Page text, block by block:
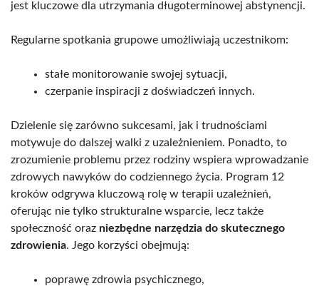
jest kluczowe dla utrzymania długoterminowej abstynencji.
Regularne spotkania grupowe umożliwiają uczestnikom:
stałe monitorowanie swojej sytuacji,
czerpanie inspiracji z doświadczeń innych.
Dzielenie się zarówno sukcesami, jak i trudnościami
motywuje do dalszej walki z uzależnieniem. Ponadto, to
zrozumienie problemu przez rodziny wspiera wprowadzanie
zdrowych nawyków do codziennego życia. Program 12
kroków odgrywa kluczową rolę w terapii uzależnień,
oferując nie tylko strukturalne wsparcie, lecz także
społeczność oraz niezbędne narzędzia do skutecznego
zdrowienia. Jego korzyści obejmują:
poprawę zdrowia psychicznego,